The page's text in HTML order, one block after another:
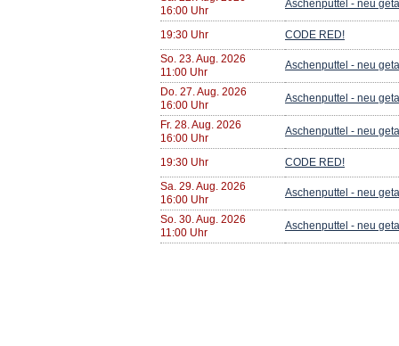
16:00 Uhr
Aschenputtel - neu
19:30 Uhr
CODE RED!
So. 23. Aug. 2026
11:00 Uhr
Aschenputtel - neu
Do. 27. Aug. 2026
16:00 Uhr
Aschenputtel - neu
Fr. 28. Aug. 2026
16:00 Uhr
Aschenputtel - neu
19:30 Uhr
CODE RED!
Sa. 29. Aug. 2026
16:00 Uhr
Aschenputtel - neu
So. 30. Aug. 2026
11:00 Uhr
Aschenputtel - neu